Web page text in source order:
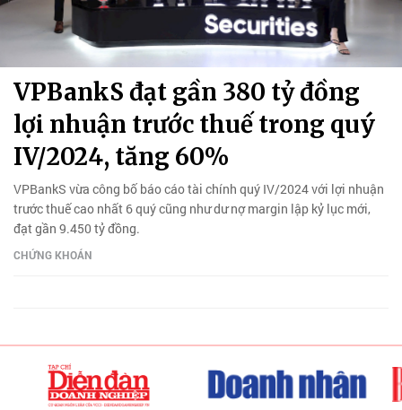
VPBankS đạt gần 380 tỷ đồng
lợi nhuận trước thuế trong quý
IV/2024, tăng 60%
VPBankS vừa công bố báo cáo tài chính quý IV/2024 với lợi nhuận
trước thuế cao nhất 6 quý cũng như dư nợ margin lập kỷ lục mới,
đạt gần 9.450 tỷ đồng.
CHỨNG KHOÁN